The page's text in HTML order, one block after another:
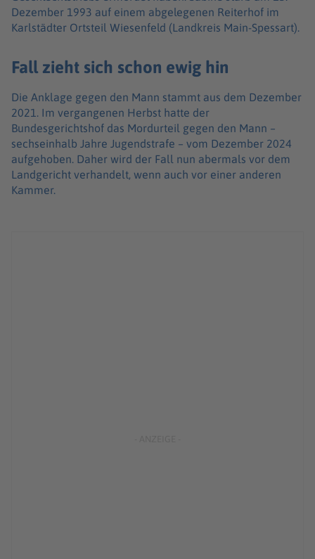
Dezember 1993 auf einem abgelegenen Reiterhof im
Karlstädter Ortsteil Wiesenfeld (Landkreis Main-Spessart).
Fall zieht sich schon ewig hin
Die Anklage gegen den Mann stammt aus dem Dezember
2021. Im vergangenen Herbst hatte der
Bundesgerichtshof das Mordurteil gegen den Mann –
sechseinhalb Jahre Jugendstrafe – vom Dezember 2024
aufgehoben. Daher wird der Fall nun abermals vor dem
Landgericht verhandelt, wenn auch vor einer anderen
Kammer.